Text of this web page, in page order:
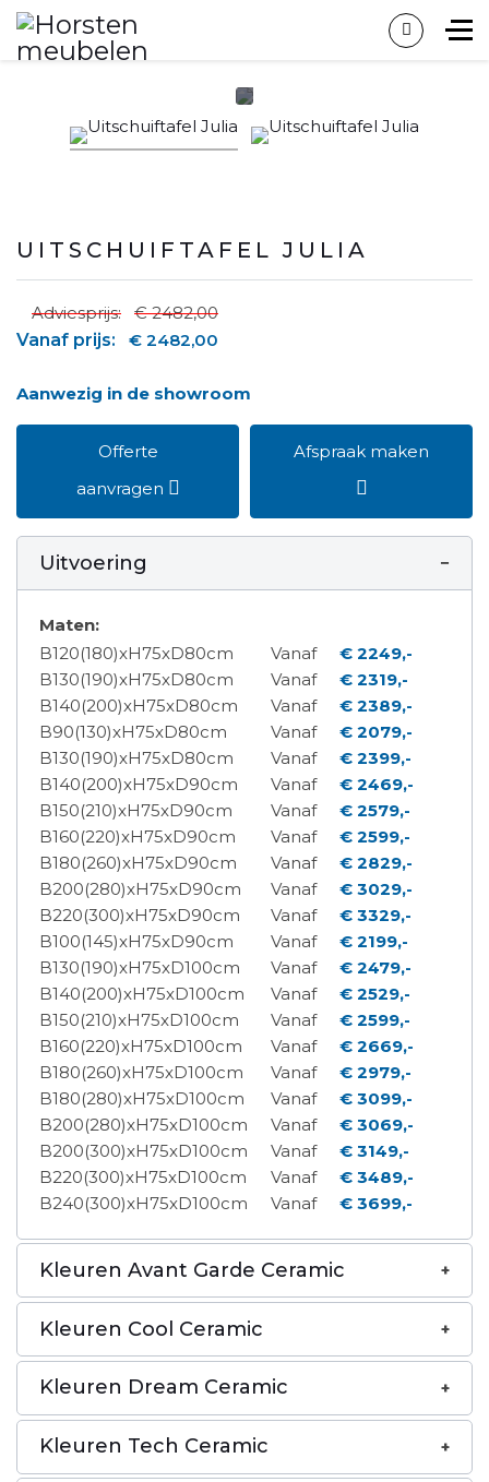
UITSCHUIFTAFEL JULIA
Adviesprijs:
€ 2482,00
Vanaf prijs:
€ 2482,00
Aanwezig in de showroom
Offerte
aanvragen
Afspraak maken
Uitvoering
Maten:
B120(180)xH75xD80cm
B130(190)xH75xD80cm
B140(200)xH75xD80cm
B90(130)xH75xD80cm
B130(190)xH75xD80cm
B140(200)xH75xD90cm
B150(210)xH75xD90cm
B160(220)xH75xD90cm
B180(260)xH75xD90cm
B200(280)xH75xD90cm
B220(300)xH75xD90cm
B100(145)xH75xD90cm
B130(190)xH75xD100cm
B140(200)xH75xD100cm
B150(210)xH75xD100cm
B160(220)xH75xD100cm
B180(260)xH75xD100cm
B180(280)xH75xD100cm
B200(280)xH75xD100cm
B200(300)xH75xD100cm
B220(300)xH75xD100cm
B240(300)xH75xD100cm
Vanaf
Vanaf
Vanaf
Vanaf
Vanaf
Vanaf
Vanaf
Vanaf
Vanaf
Vanaf
Vanaf
Vanaf
Vanaf
Vanaf
Vanaf
Vanaf
Vanaf
Vanaf
Vanaf
Vanaf
Vanaf
Vanaf
€ 2249,-
€ 2319,-
€ 2389,-
€ 2079,-
€ 2399,-
€ 2469,-
€ 2579,-
€ 2599,-
€ 2829,-
€ 3029,-
€ 3329,-
€ 2199,-
€ 2479,-
€ 2529,-
€ 2599,-
€ 2669,-
€ 2979,-
€ 3099,-
€ 3069,-
€ 3149,-
€ 3489,-
€ 3699,-
Kleuren Avant Garde Ceramic
Kleuren Cool Ceramic
Kleuren Dream Ceramic
Kleuren Tech Ceramic